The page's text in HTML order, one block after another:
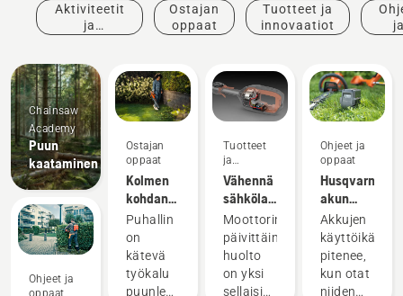
Aktiviteetit
ja
Ostajan
oppaat
Tuotteet ja
innovaatiot
Chainsaw
Academy
Puun
kaataminen
Ohjeet ja
oppaat
Ostajan
oppaat
Kolmen
kohdan
muistilista
lehtipuhaltimen
ostajalle
Puhallin
on
kätevä
työkalu
puunlehtien,
Tuotteet
ja
innovaatiot
Vähennä
sähkölaitteiden
huoltotarvetta
akkukäyttöisillä
työkaluilla
Moottorin
päivittäinen
huolto
on yksi
sellaisista
Ohjeet ja
oppaat
Husqvarna-
akun
talvisäilytys
Akkujen
käyttöikä
pitenee,
kun otat
niiden